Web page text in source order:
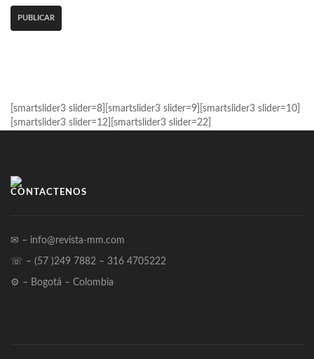
[smartslider3 slider=8][smartslider3 slider=9][smartslider3 slider=10]
[smartslider3 slider=12][smartslider3 slider=22]
CONTÁCTENOS
✉ – info@revista-mm.com
☏ – (57 )249 7882 – 316 4705222
⚙ – Bogotá – Colombia